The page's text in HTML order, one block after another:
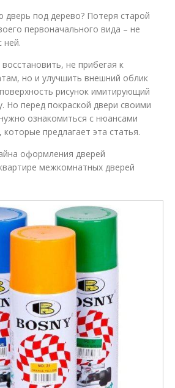
дверь под дерево? Потеря старой
первоначального вида – не
ней.
не прибегая к
но и улучшить внешний облик
рисунок имитирующий
Но перед покраской двери своими
ознакомиться с нюансами
предлагает эта статья.
оформления дверей
межкомнатных дверей